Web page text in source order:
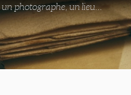
photographe, un lieu...